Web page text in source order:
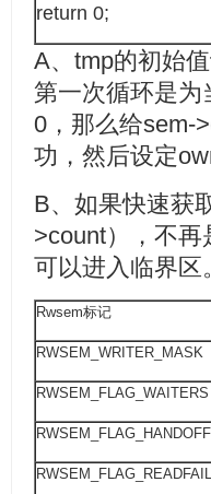
return 0;
A、tmp的初始
第一次循环是为
0，那么给sem-
功，然后设定
B、如果快速获
>count），不
可以进入临界区
Rwsem标记
RWSEM_WRITER_MASK
RWSEM_FLAG_WAITERS
RWSEM_FLAG_HANDOFF
RWSEM_FLAG_READFAIL